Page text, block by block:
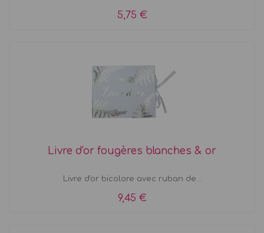
5,75 €
Livre d'or fougères blanches & or
Livre d'or bicolore avec ruban de...
9,45 €